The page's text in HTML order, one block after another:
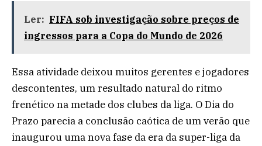
Ler: FIFA sob investigação sobre preços de
ingressos para a Copa do Mundo de 2026
Essa atividade deixou muitos gerentes e jogadores
descontentes, um resultado natural do ritmo
frenético na metade dos clubes da liga. O Dia do
Prazo parecia a conclusão caótica de um verão que
inaugurou uma nova fase da era da super-liga da